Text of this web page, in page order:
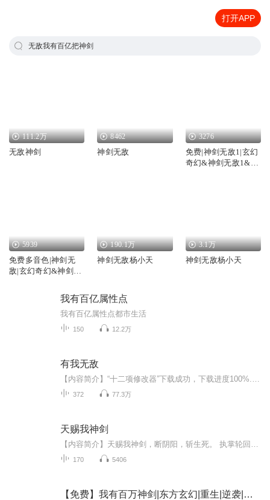
打开APP
无敌我有百亿把神剑
111.2万
无敌神剑
8462
神剑无敌
3276
免费|神剑无敌1|玄幻
奇幻&神剑无敌1&雨
5939
免费多音色|神剑无
敌|玄幻奇幻&神剑无
190.1万
神剑无敌杨小天
3.1万
神剑无敌杨小天
我有百亿属性点
我有百亿属性点都市生活
150 12.2万
有我无敌
372 77.3万
天赐我神剑
170 5406
【免费】我有百万神剑|东方玄幻|重生|逆袭|无敌文|AI专辑